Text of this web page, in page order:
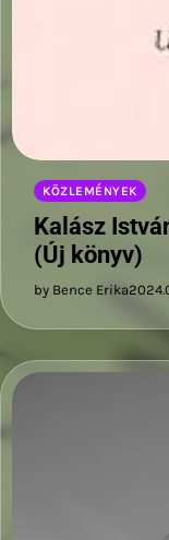
KÖZLEMÉNYEK
Kalász
(Új könyv)
by Bence Erika